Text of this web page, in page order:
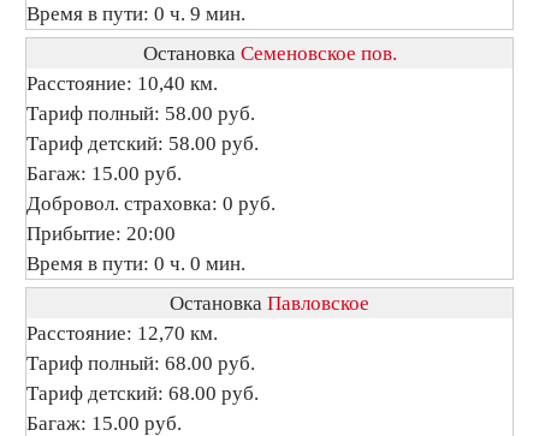
Время в пути: 0 ч. 9 мин.
Остановка Семеновское пов.
Расстояние: 10,40 км.
Тариф полный: 58.00 руб.
Тариф детский: 58.00 руб.
Багаж: 15.00 руб.
Добровол. страховка: 0 руб.
Прибытие: 20:00
Время в пути: 0 ч. 0 мин.
Остановка Павловское
Расстояние: 12,70 км.
Тариф полный: 68.00 руб.
Тариф детский: 68.00 руб.
Багаж: 15.00 руб.